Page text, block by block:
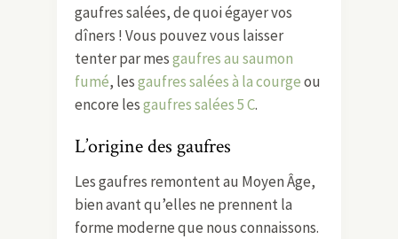
gaufres salées, de quoi égayer vos
dîners ! Vous pouvez vous laisser
tenter par mesgaufres au saumon
fumé, lesgaufres salées à la courgeou
encore lesgaufres salées 5 C.
L’origine des gaufres
Les gaufres remontent au Moyen Âge,
bien avant qu’elles ne prennent la
forme moderne que nous connaissons.